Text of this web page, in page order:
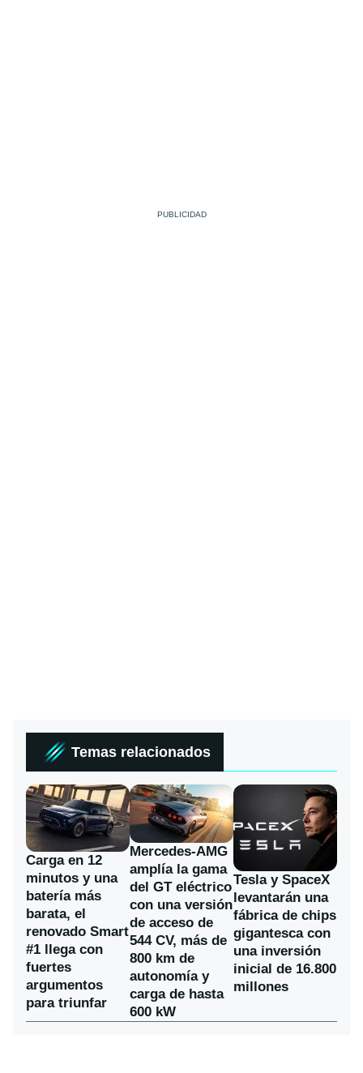
Temas relacionados
Carga en 12
minutos y una
batería más
barata, el
renovado Smart
#1 llega con
fuertes
argumentos
para triunfar
Mercedes-AMG
amplía la gama
del GT eléctrico
con una versión
de acceso de
544 CV, más de
800 km de
autonomía y
carga de hasta
600 kW
Tesla y SpaceX
levantarán una
fábrica de chips
gigantesca con
una inversión
inicial de 16.800
millones